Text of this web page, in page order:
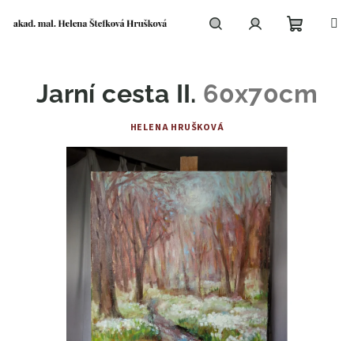
košík
Jarní cesta II. 60x70cm
HELENA HRUŠKOVÁ